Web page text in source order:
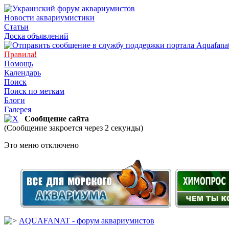
Новости аквариумистики
Статьи
Доска объявлений
Правила!
Помощь
Календарь
Поиск
Поиск по меткам
Блоги
Галерея
Сообщение сайта
(Сообщение закроется через 2 секунды)
Это меню отключено
AQUAFANAT - форум аквариумистов